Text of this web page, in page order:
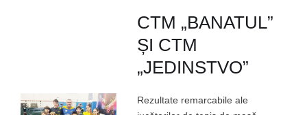
CTM „BANATUL”
ȘI CTM
„JEDINSTVO”
Rezultate remarcabile ale